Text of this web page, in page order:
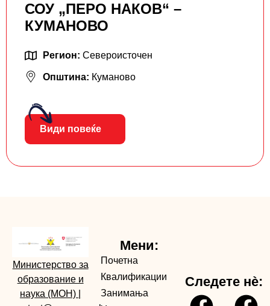
СОУ „ПЕРО НАКОВ“ –
КУМАНОВО
Регион: Североисточен
Општина: Куманово
Види повеќе
Министерство за
образование и
наука (МОН)
Мени:
Почетна
Квалификации
Занимања
Следете нè: